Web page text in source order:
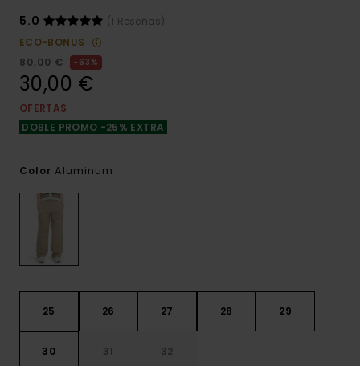
5.0
(1 Reseñas)
ECO-BONUS
80,00 €
63%
30,00 €
OFERTAS
DOBLE PROMO -25% EXTRA
Color Aluminum
25 26 27 28 29
30 31 32